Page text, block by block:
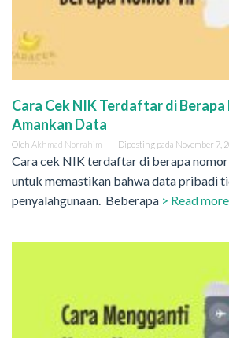
Cara Cek NIK Terdaftar di
Amankan Data
Oleh Akhmad Norrahim Diposting pada November 7,
Cara cek NIK terdaftar di berapa
untuk memastikan bahwa data pribadi
penyalahgunaan. Beberapa > Read